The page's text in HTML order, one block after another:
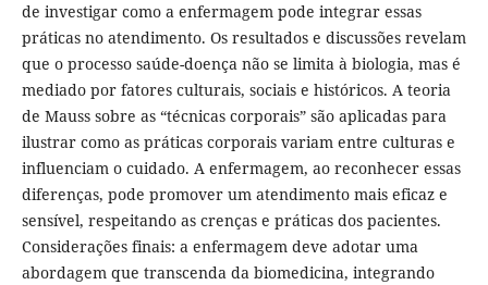
de investigar como a enfermagem pode integrar essas
práticas no atendimento. Os resultados e discussões revelam
que o processo saúde-doença não se limita à biologia, mas é
mediado por fatores culturais, sociais e históricos. A teoria
de Mauss sobre as “técnicas corporais” são aplicadas para
ilustrar como as práticas corporais variam entre culturas e
influenciam o cuidado. A enfermagem, ao reconhecer essas
diferenças, pode promover um atendimento mais eficaz e
sensível, respeitando as crenças e práticas dos pacientes.
Considerações finais: a enfermagem deve adotar uma
abordagem que transcenda da biomedicina, integrando